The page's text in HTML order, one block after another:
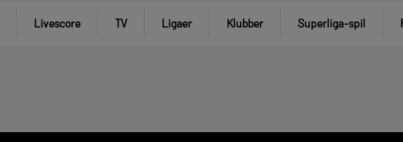
Livescore TV Ligaer Klubber Superliga-spil